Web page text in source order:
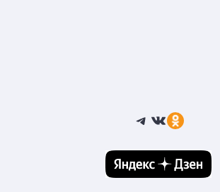
Telegram
ВКонтакте
Ссылка